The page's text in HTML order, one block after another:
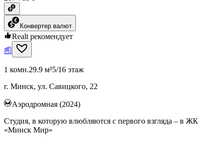
Конвертер валют
Realt рекомендует
1 комн.29.9 м²5/16 этаж
г. Минск, ул. Савицкого, 22
Аэродромная (2024)
Студия, в которую влюбляются с первого взгляда – в ЖК
«Минск Мир»